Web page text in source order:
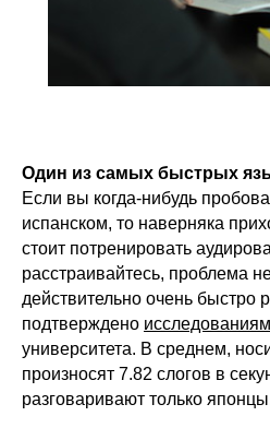
Один из самых быстрых
Если вы когда-нибудь
испанском, то наверняка
стоит потренировать
расстраивайтесь, проблема
действительно очень быстро
подтверждено
университета. В среднем,
произносят 7.82 слогов в
разговаривают только